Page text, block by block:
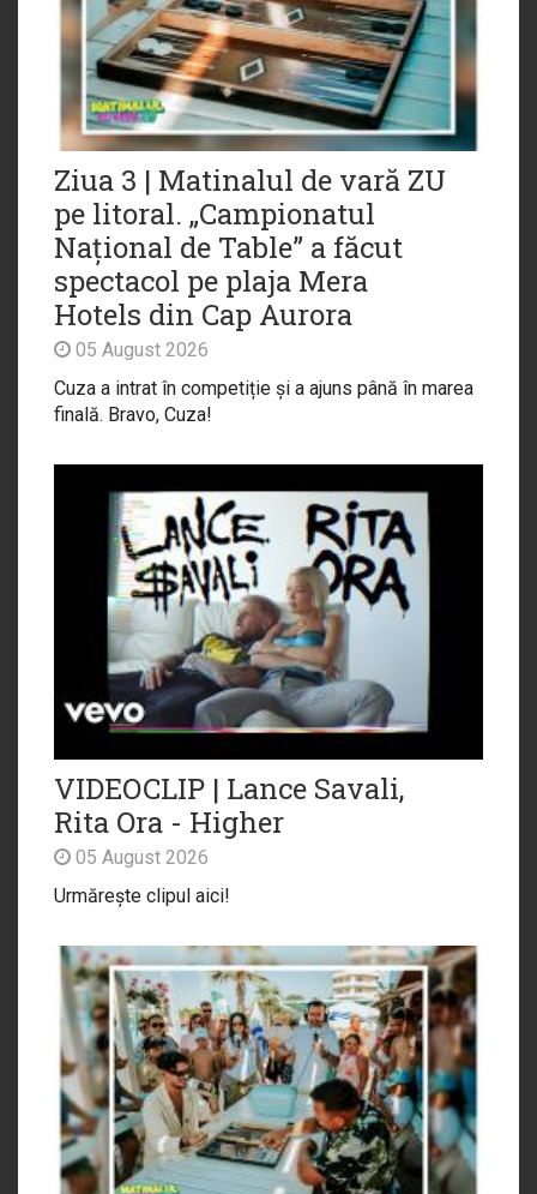
Ziua 3 | Matinalul de vară ZU
pe litoral. „Campionatul
Național de Table” a făcut
spectacol pe plaja Mera
Hotels din Cap Aurora
05 August 2026
Cuza a intrat în competiție și a ajuns până în marea
finală. Bravo, Cuza!
VIDEOCLIP | Lance Savali,
Rita Ora - Higher
05 August 2026
Urmărește clipul aici!